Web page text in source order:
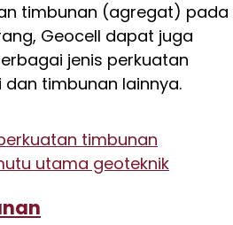
timbunan (agregat) pada
Geocell dapat juga
jenis perkuatan
timbunan lainnya.